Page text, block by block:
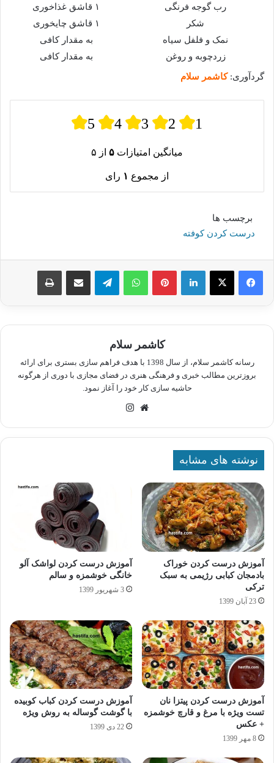
رب گوجه فرنگی
۱ قاشق غذاخوری
شکر
۱ قاشق چایخوری
نمک و فلفل سیاه
به مقدار کافی
زردچوبه و روغن
به مقدار کافی
گردآوری:کاشمر سلام
5 4 3 2 1
میانگین امتیازات ۵ از ۵
از مجموع ۱ رای
برچسب ها
درست کردن کوفته
لینکدین پینترستواتس آپ تلگرام اشتراک گذاری از طریق ایمیل چاپ
کاشمر سلام
رسانه کاشمر سلام، از سال 1398 با هدف فراهم سازی بستری برای ارائه
بروزترین مطالب خبری و فرهنگی هنری در فضای مجازی با دوری از هرگونه
حاشیه سازی کار خود را آغاز نمود.
وبسایت
نوشته های مشابه
آموزش درست کردن خوراک
بادمجان کبابی رژیمی به سبک
ترکی
23 آبان 1399
آموزش درست کردن لواشک آلو
خانگی خوشمزه و سالم
3 شهریور 1399
آموزش درست کردن پیتزا نان
تست ویژه با مرغ و قارچ خوشمزه
+ عکس
8 مهر 1399
آموزش درست کردن کباب کوبیده
با گوشت گوساله به روش ویژه
22 دی 1399